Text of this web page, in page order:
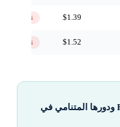
$1.39 ↓ تحت
$1.52 ↓ تحت
شركة Firefly Neuroscience ودورها المتنامي في